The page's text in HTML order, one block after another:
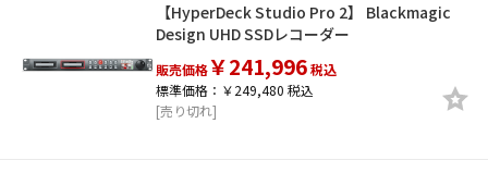
【HyperDeck Studio Pro 2】 Blackmagic
Design UHD SSDレコーダー
販売価格￥241,996税込
標準価格：￥249,480 税込
[売り切れ]